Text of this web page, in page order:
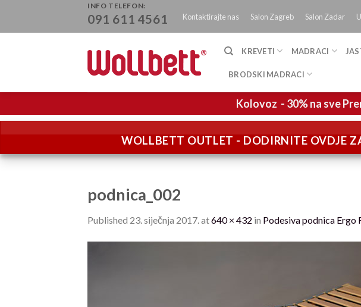
content
INFO TELEFON:
091 611 4561 Kontaktirajte nas Salon Zagreb Salon Zadar
KREVETI MADRACI
BRODSKI MADRACI
Kolovoz - 30% na sve
WOLLBETT OUTLET - DODIRNITE OVDJE
podnica_002
Published 23. siječnja 2017.at640 × 432 in Podesiva podnica Ergo